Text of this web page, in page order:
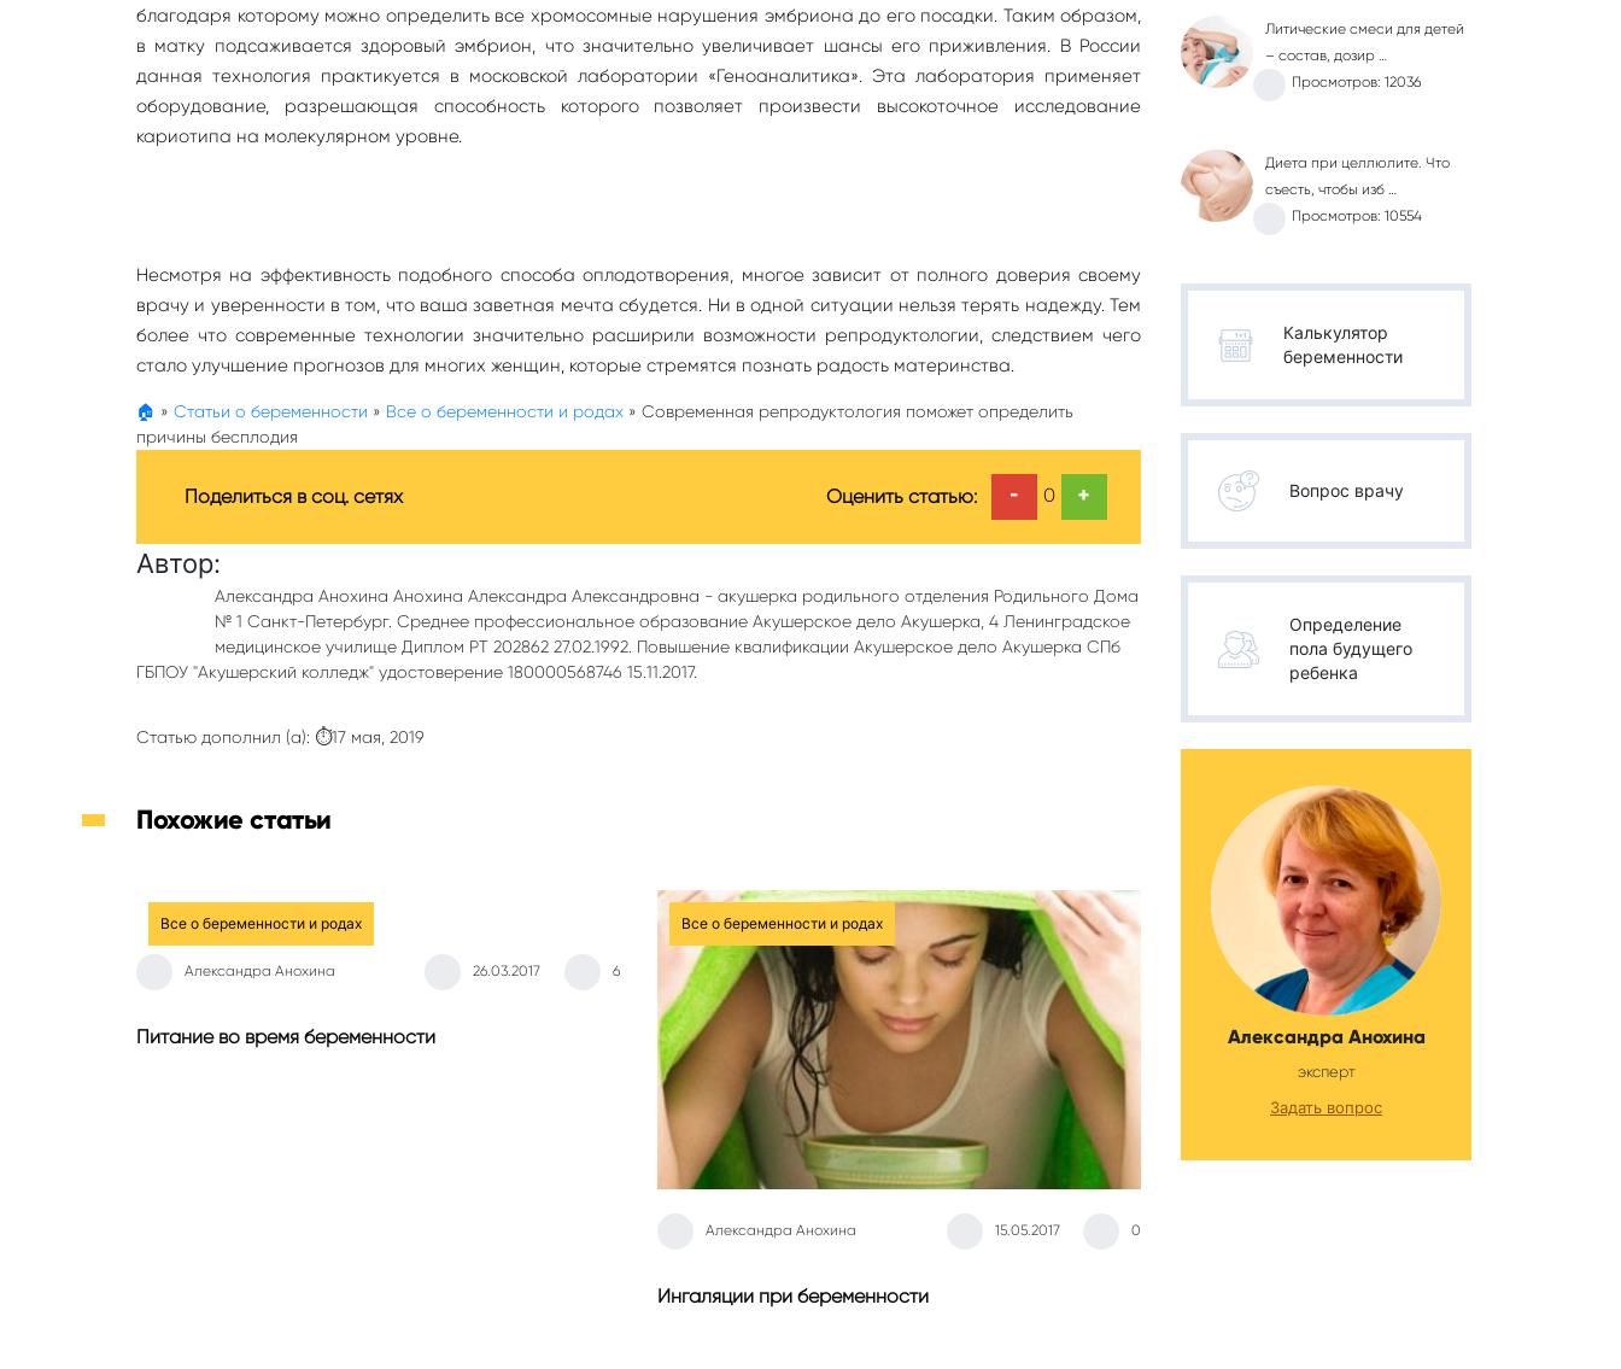
благодаря которому можно определить все хромосомные нарушения эмбриона до его посадки. Таким образом,
в матку подсаживается здоровый эмбрион, что значительно увеличивает шансы его приживления. В России
данная технология практикуется в московской лаборатории «Геноаналитика». Эта лаборатория применяет
оборудование, разрешающая способность которого позволяет произвести высокоточное исследование
кариотипа на молекулярном уровне.
Несмотря на эффективность подобного способа оплодотворения, многое зависит от полного доверия своему
врачу и уверенности в том, что ваша заветная мечта сбудется. Ни в одной ситуации нельзя терять надежду. Тем
более что современные технологии значительно расширили возможности репродуктологии, следствием чего
стало улучшение прогнозов для многих женщин, которые стремятся познать радость материнства.
🏠 » Статьи о беременности » Все о беременности и родах » Современная репродуктология поможет определить
причины бесплодия
Поделиться в соц. сетях Оценить статью: - 0 +
Автор:
Александра Анохина Анохина Александра Александровна - акушерка родильного отделения Родильного Дома
№ 1 Санкт-Петербург. Среднее профессиональное образование Акушерское дело Акушерка, 4 Ленинградское
медицинское училище Диплом РТ 202862 27.02.1992. Повышение квалификации Акушерское дело Акушерка СПб
ГБПОУ "Акушерский колледж" удостоверение 180000568746 15.11.2017.
Статью дополнил (а): ⏱17 мая, 2019
Похожие статьи
Все о беременности и родах
Александра Анохина 26.03.2017 6
Питание во время беременности
Все о беременности и родах
Александра Анохина 15.05.2017 0
Ингаляции при беременности
Литические смеси для детей
– состав, дозир …
Просмотров: 12036
Диета при целлюлите. Что
съесть, чтобы изб …
Просмотров: 10554
Калькулятор
беременности
Вопрос врачу
Определение
пола будущего
ребенка
Александра Анохина
эксперт
Задать вопрос